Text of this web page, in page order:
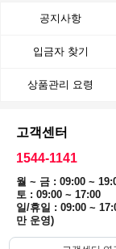
공지사항
입금자 찾기
상품관리 요령
고객센터
1544-1141
월 ~ 금 : 09:00 ~
토 : 09:00 ~ 17:00
일/휴일 : 09:00 ~
만 운영)